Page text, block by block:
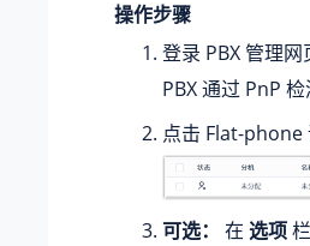
操作步骤
登录 PBX 管理
PBX 通过 PnP
点击 Flat-phone
可选： 在 选项